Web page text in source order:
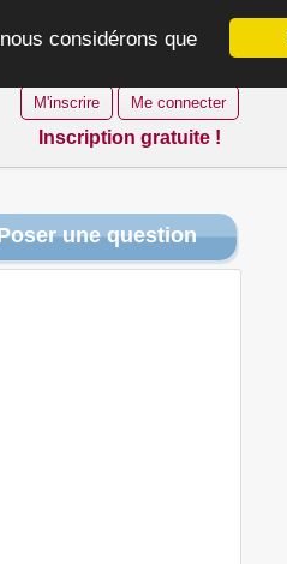
considérons que
M'inscrire Me connecter
Inscription gratuite !
une question